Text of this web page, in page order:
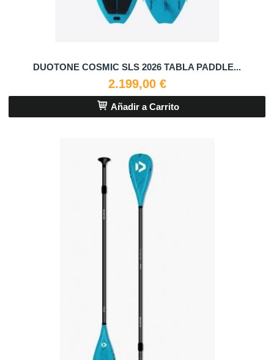
DUOTONE COSMIC SLS 2026 TABLA PADDLE...
2.199,00 €
Añadir a Carrito